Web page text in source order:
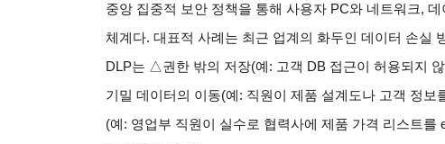
중앙 집중적 보안 정책을 통해 사용자 PC와 네트워크,
체계다. 대표적 사례는 최근 업계의 화두인 데이터 손실
DLP는 △권한 밖의 저장(예: 고객 DB 접근이 허용되지
기밀 데이터의 이동(예: 직원이 제품 설계도나 고객 정보
(예: 영업부 직원이 실수로 협력사에 제품 가격 리스트를